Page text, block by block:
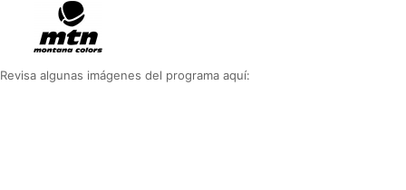
Revisa algunas imágenes del programa aquí: